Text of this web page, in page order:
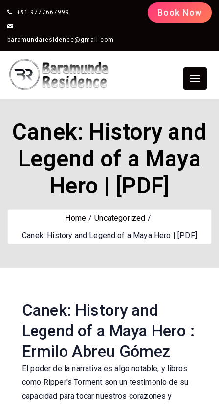
+91 9777667999
baramundaresidence@gmail.com
Book Now
Canek: History and
Legend of a Maya
Hero | [PDF]
Home
Uncategorized
Canek: History and Legend of a Maya Hero | [PDF]
Canek: History and
Legend of a Maya Hero :
Ermilo Abreu Gómez
El poder de la narrativa es algo notable, y libros
como Ripper's Torment son un testimonio de su
capacidad para tocar nuestros corazones y